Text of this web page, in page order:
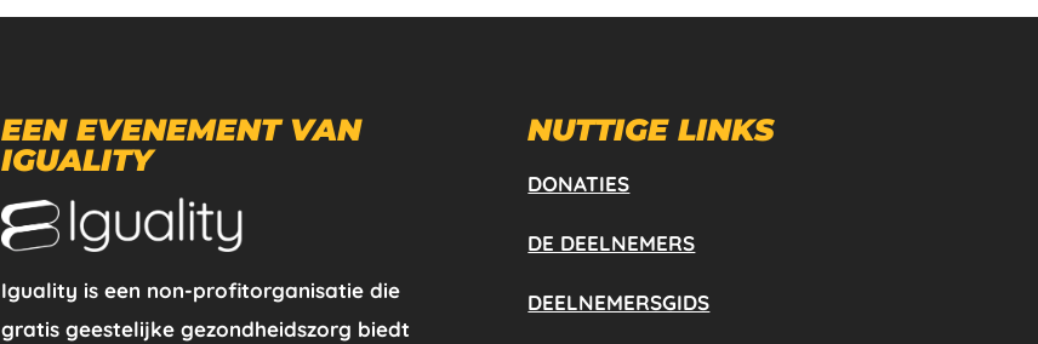
EEN EVENEMENT VAN
IGUALITY
Iguality is een non-profitorganisatie die
gratis geestelijke gezondheidszorg biedt
NUTTIGE LINKS
DONATIES
DE DEELNEMERS
DEELNEMERSGIDS